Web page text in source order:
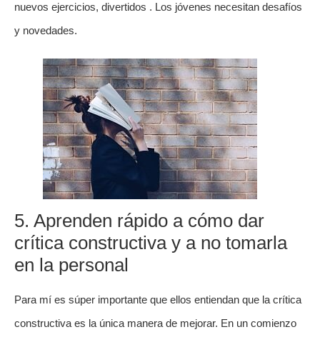
nuevos ejercicios, divertidos . Los jóvenes necesitan desafíos
y novedades.
5. Aprenden rápido a cómo dar
crítica constructiva y a no tomarla
en la personal
Para mí es súper importante que ellos entiendan que la crítica
constructiva es la única manera de mejorar. En un comienzo